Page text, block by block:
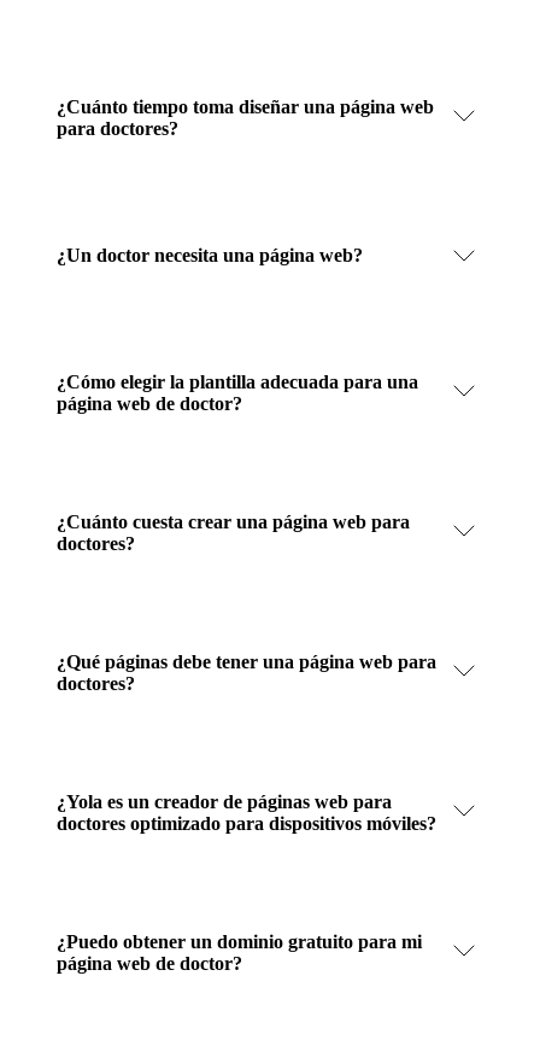
¿Cuánto tiempo toma diseñar una página web
para doctores?
¿Un doctor necesita una página web?
¿Cómo elegir la plantilla adecuada para una
página web de doctor?
¿Cuánto cuesta crear una página web para
doctores?
¿Qué páginas debe tener una página web para
doctores?
¿Yola es un creador de páginas web para
doctores optimizado para dispositivos móviles?
¿Puedo obtener un dominio gratuito para mi
página web de doctor?